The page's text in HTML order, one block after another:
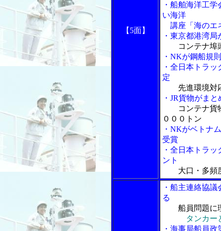
【5面】
・船舶海洋工
い海洋
講座「海のエ
・東京都港湾
コンテナ埠
・NKが鋼船規
・全日本トラ
定
先進環境対
・JR貨物がま
コンテナ貨
０００トン
・NKがベトナ
受賞
・全日本トラ
ント
大口・多頻
・船主連絡協
る
船員問題に
タンカー
・海事局船員